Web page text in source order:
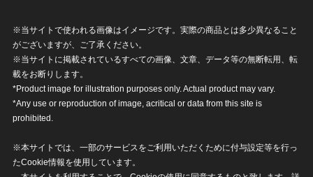
※当サイトで使われる画像はイメージです。実際の商品とは多少異なること
がございますが、ご了承ください。
※当サイトに掲載されているすべての画像、文章、データ等の無断転用、転
載をお断りします。
*Product image for illustration purposes only. Actual product may vary.
*Any use or reproduction of image, acritical or data from this site is
prohibited.
※本サイトでは、一部のサービスをご利用いただくために付与設定等を行っ
たCookie情報を使用しています。